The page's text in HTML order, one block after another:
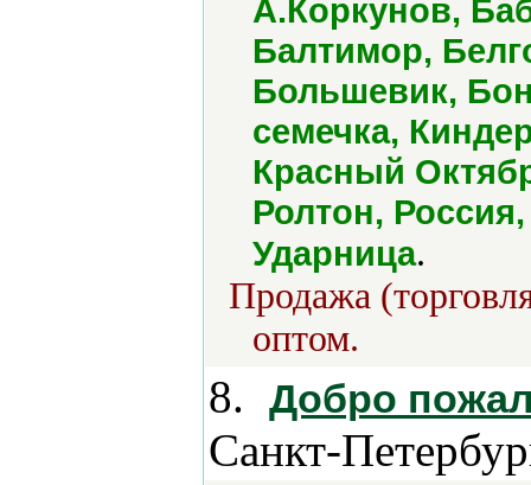
А.Коркунов,
Балтимор,
Большевик,
семечка,
Красный
Ролтон,
Ударница.
Продажа
оптом.
8. Добро
Санкт-